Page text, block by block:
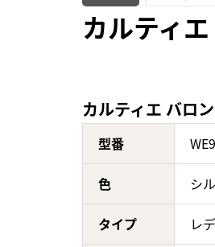
カルティ
カルティエ バロ
型番
色 シ
タイプ レ